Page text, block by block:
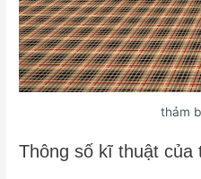
thảm
Thông số kĩ thuật của